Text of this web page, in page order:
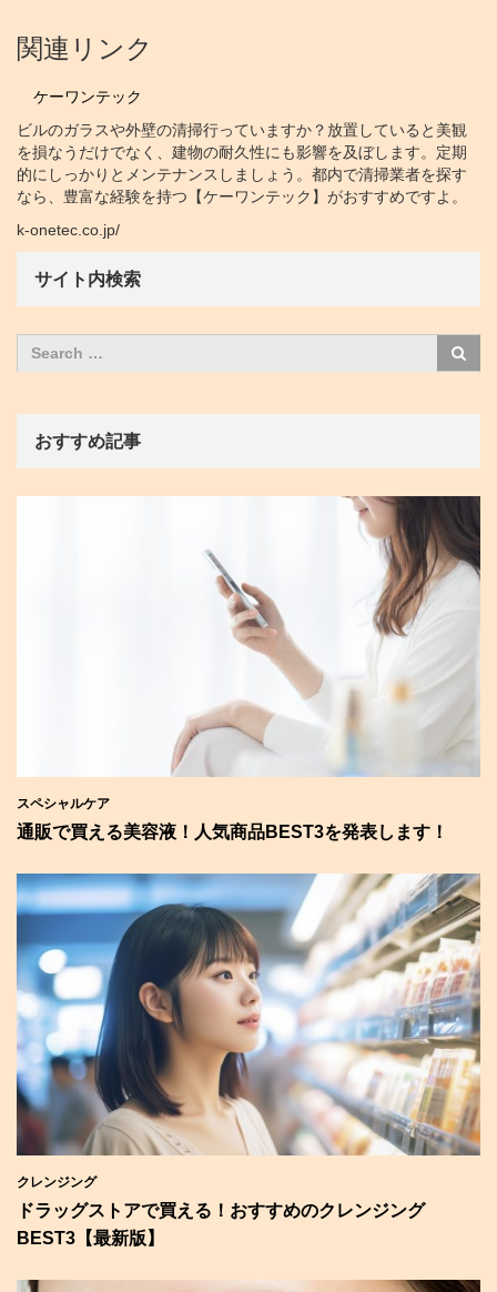
関連リンク
ケーワンテック
ビルのガラスや外壁の清掃行っていますか？放置していると美観
を損なうだけでなく、建物の耐久性にも影響を及ぼします。定期
的にしっかりとメンテナンスしましょう。都内で清掃業者を探す
なら、豊富な経験を持つ【ケーワンテック】がおすすめですよ。
k-onetec.co.jp/
サイト内検索
おすすめ記事
スペシャルケア
通販で買える美容液！人気商品BEST3を発表します！
クレンジング
ドラッグストアで買える！おすすめのクレンジング
BEST3【最新版】